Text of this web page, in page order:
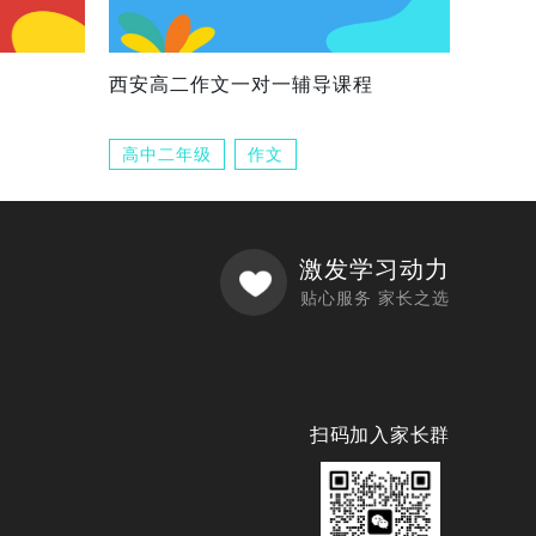
西安高二作文一对一辅导课程
高中二年级 作文
激发学习动力
贴心服务 家长之选
扫码加入家长群